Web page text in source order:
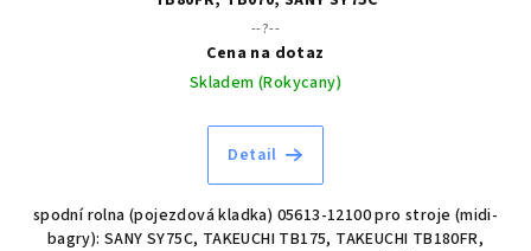
--?--
Cena na dotaz
Skladem (Rokycany)
Detail
spodní rolna (pojezdová kladka) 05613-12100 pro stroje (midi-
bagry): SANY SY75C, TAKEUCHI TB175, TAKEUCHI TB180FR,